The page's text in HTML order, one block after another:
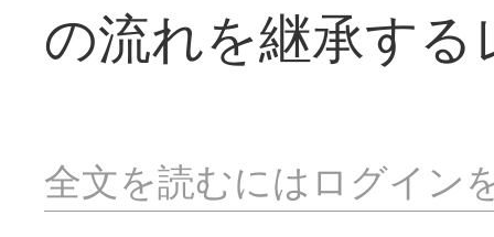
の流れを継承す
全文を読むにはログイン